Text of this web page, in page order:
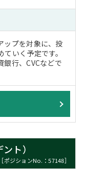
ップを対象に、投
いく予定です。
銀行、CVCなどで
ト）
［ポジションNo.：57148］